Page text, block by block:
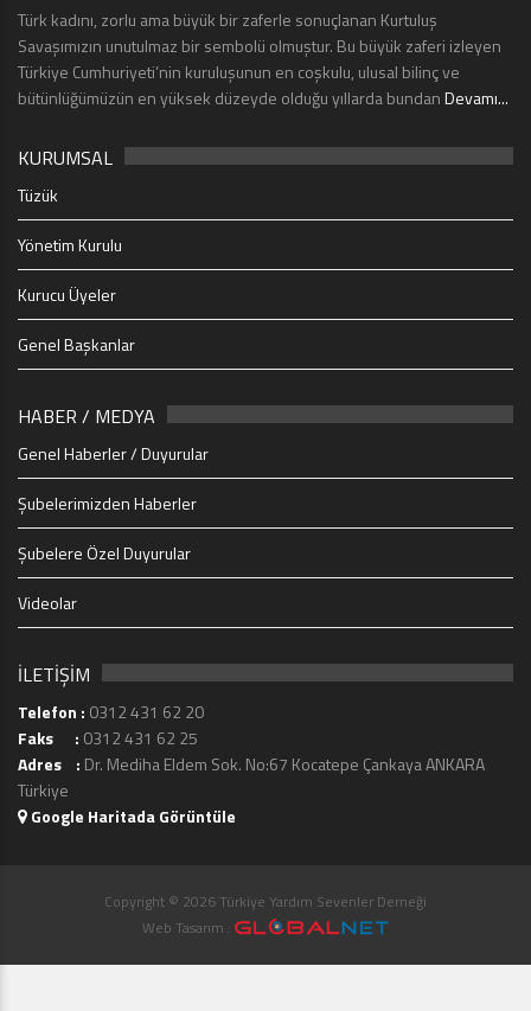
Türk kadını, zorlu ama büyük bir zaferle sonuçlanan Kurtuluş
Savaşımızın unutulmaz bir sembolü olmuştur. Bu büyük zaferi izleyen
Türkiye Cumhuriyeti’nin kuruluşunun en coşkulu, ulusal bilinç ve
bütünlüğümüzün en yüksek düzeyde olduğu yıllarda bundanDevamı...
KURUMSAL
Tüzük
Yönetim Kurulu
Kurucu Üyeler
Genel Başkanlar
HABER / MEDYA
Genel Haberler / Duyurular
Şubelerimizden Haberler
Şubelere Özel Duyurular
Videolar
İLETİŞİM
Telefon : 0312 431 62 20
Faks : 0312 431 62 25
Adres : Dr. Mediha Eldem Sok. No:67 Kocatepe Çankaya ANKARA
Türkiye
Google Haritada Görüntüle
Copyright © 2026 Türkiye Yardım Sevenler Derneği
Web Tasarım :